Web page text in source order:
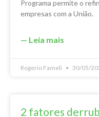
Programa permite o
empresas com a União.
— Leia mais
Rogerio Fameli 30/05/
2 fatores